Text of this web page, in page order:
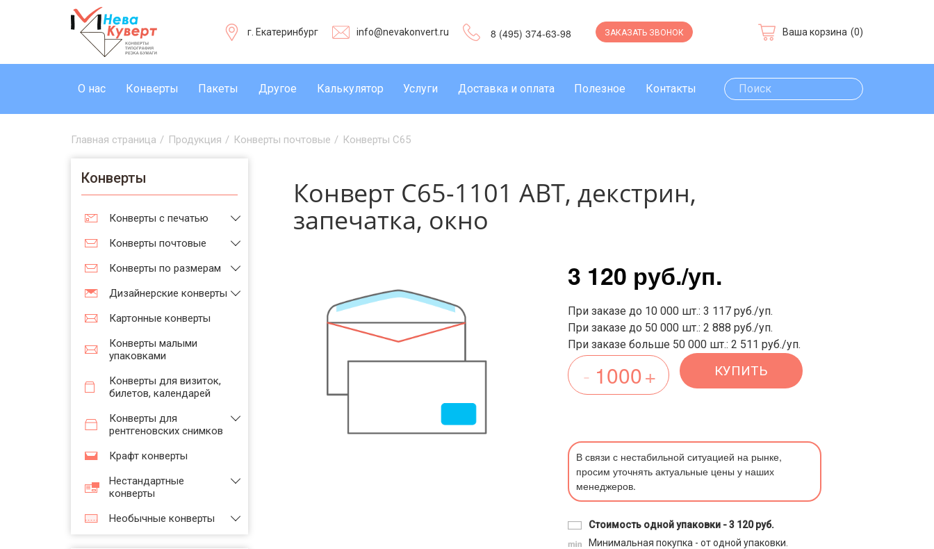
г. Екатеринбург info@nevakonvert.ru 8 (495) 374-63-98 ЗАКАЗАТЬ ЗВОНОК Ваша корзина (0)
О нас Конверты Пакеты Другое Калькулятор Услуги Доставка и оплата Полезное Контакты
Главная страница / Продукция / Конверты почтовые / Конверты C65
Конверты
Конверты с печатью
Конверты почтовые
Конверты по размерам
Дизайнерские конверты
Картонные конверты
Конверты малыми
упаковками
Конверты для визиток,
билетов, календарей
Конверты для
рентгеновских снимков
Крафт конверты
Нестандартные
конверты
Необычные конверты
Конверт С65-1101 АВТ, декстрин,
запечатка, окно
3 120 руб./уп.
При заказе до 10 000 шт.: 3 117 руб./уп.
При заказе до 50 000 шт.: 2 888 руб./уп.
При заказе больше 50 000 шт.: 2 511 руб./уп.
КУПИТЬ
В связи с нестабильной ситуацией на рынке,
просим уточнять актуальные цены у наших
менеджеров.
Стоимость одной упаковки -3 120 руб.
Минимальная покупка - от одной упаковки.